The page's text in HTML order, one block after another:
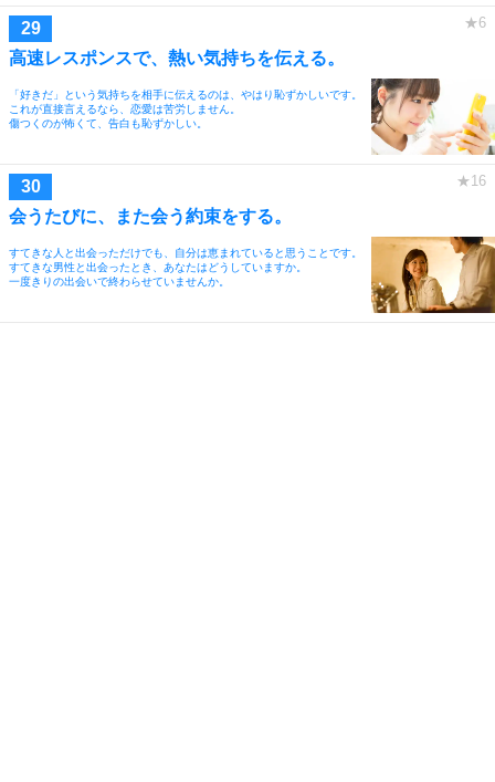
高速レスポンスで、熱い気持ちを伝える。
「好きだ」という気持ちを相手に伝えるのは、やはり恥ずかしいです。
これが直接言えるなら、恋愛は苦労しません。
傷つくのが怖くて、告白も恥ずかしい。
会うたびに、また会う約束をする。
すてきな人と出会っただけでも、自分は恵まれていると思うことです。
すてきな男性と出会ったとき、あなたはどうしていますか。
一度きりの出会いで終わらせていませんか。